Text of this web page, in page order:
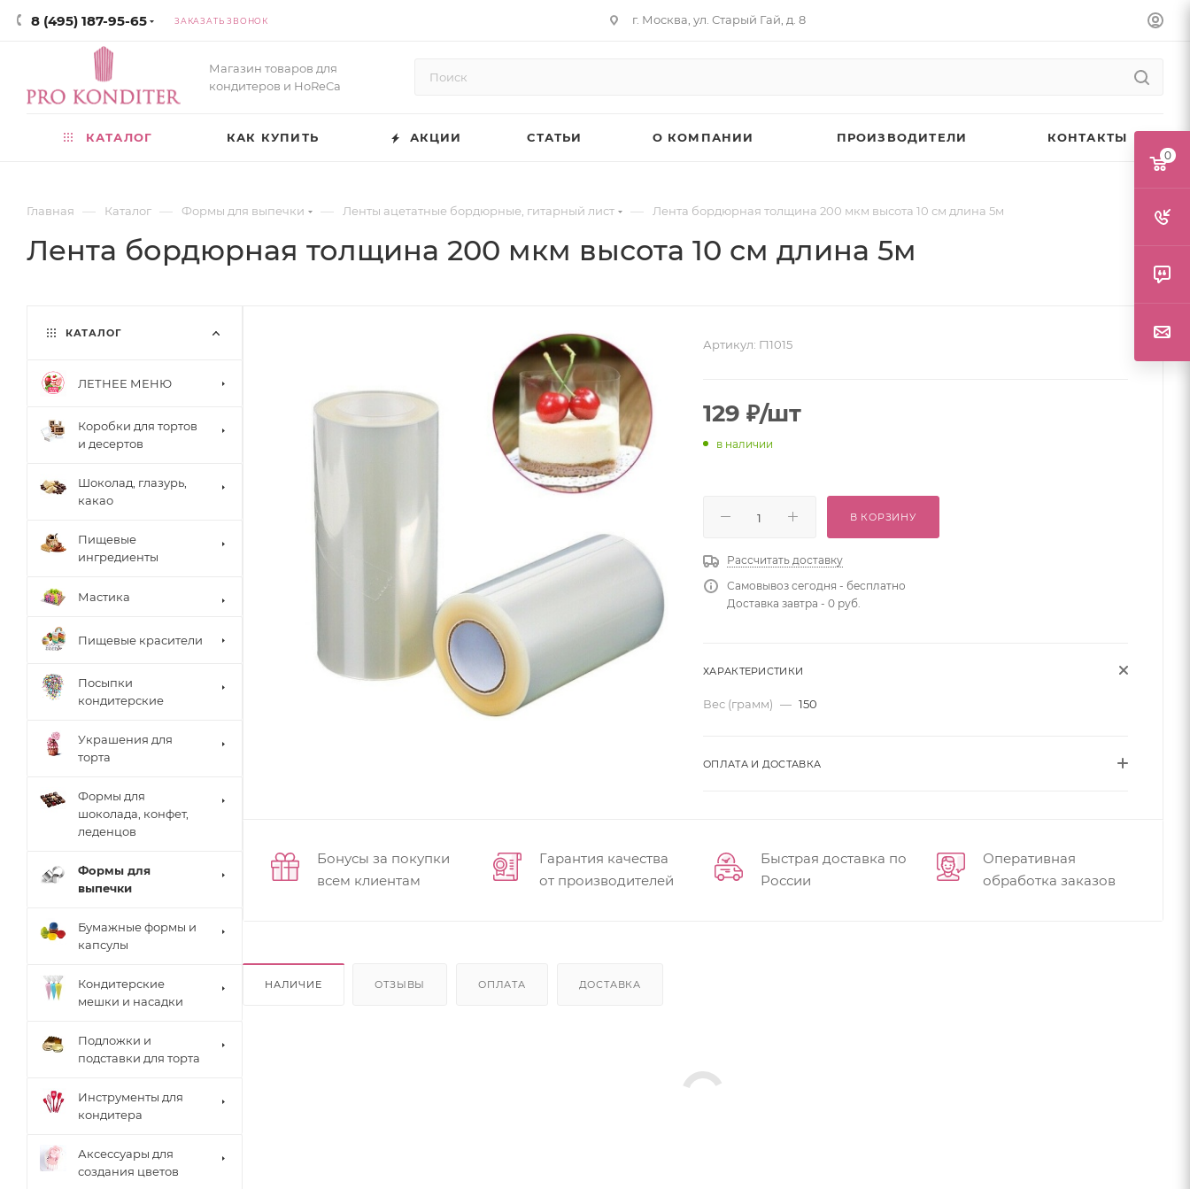
8 (495) 187-95-65 ЗАКАЗАТЬ ЗВОНОК г. Москва, ул. Старый Гай, д. 8
Магазин товаров для
кондитеров и HoReCa
КАТАЛОГ КАК КУПИТЬ АКЦИИ СТАТЬИ О КОМПАНИИ ПРОИЗВОДИТЕЛИ КОНТАКТЫ
Главная — Каталог — Формы для выпечки — Ленты ацетатные бордюрные, гитарный лист — Лента бордюрная толщина 200 мкм высота 10 см длина 5м
Лента бордюрная толщина 200 мкм высота 10 см длина 5м
Артикул: Г11015
129 ₽/шт
в наличии
В КОРЗИНУ
Рассчитать доставку
Самовывоз сегодня - бесплатно
Доставка завтра - 0 руб.
ХАРАКТЕРИСТИКИ
Вес (грамм) — 150
ОПЛАТА И ДОСТАВКА
Бонусы за покупки
всем клиентам
Гарантия качества
от производителей
Быстрая доставка по
России
Оперативная
обработка заказов
НАЛИЧИЕ ОТЗЫВЫ ОПЛАТА ДОСТАВКА
КАТАЛОГ
ЛЕТНЕЕ МЕНЮ
Коробки для тортов
и десертов
Шоколад, глазурь,
какао
Пищевые
ингредиенты
Мастика
Пищевые красители
Посыпки
кондитерские
Украшения для
торта
Формы для
шоколада, конфет,
леденцов
Формы для
выпечки
Бумажные формы и
капсулы
Кондитерские
мешки и насадки
Подложки и
подставки для торта
Инструменты для
кондитера
Аксессуары для
создания цветов
0